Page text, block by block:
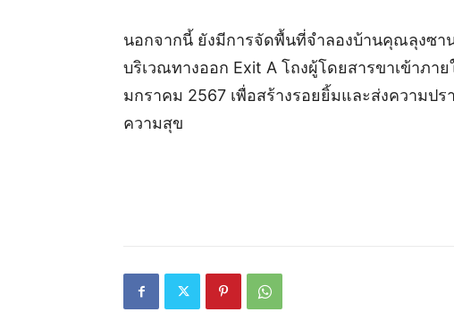
นอกจากนี้ ยังมีการจัดพื้นที่จำลองบ้านคุณลุงซา
บริเวณทางออก Exit A โถงผู้โดยสารขาเข้าภา
มกราคม 2567 เพื่อสร้างรอยยิ้มและส่งความป
ความสุข